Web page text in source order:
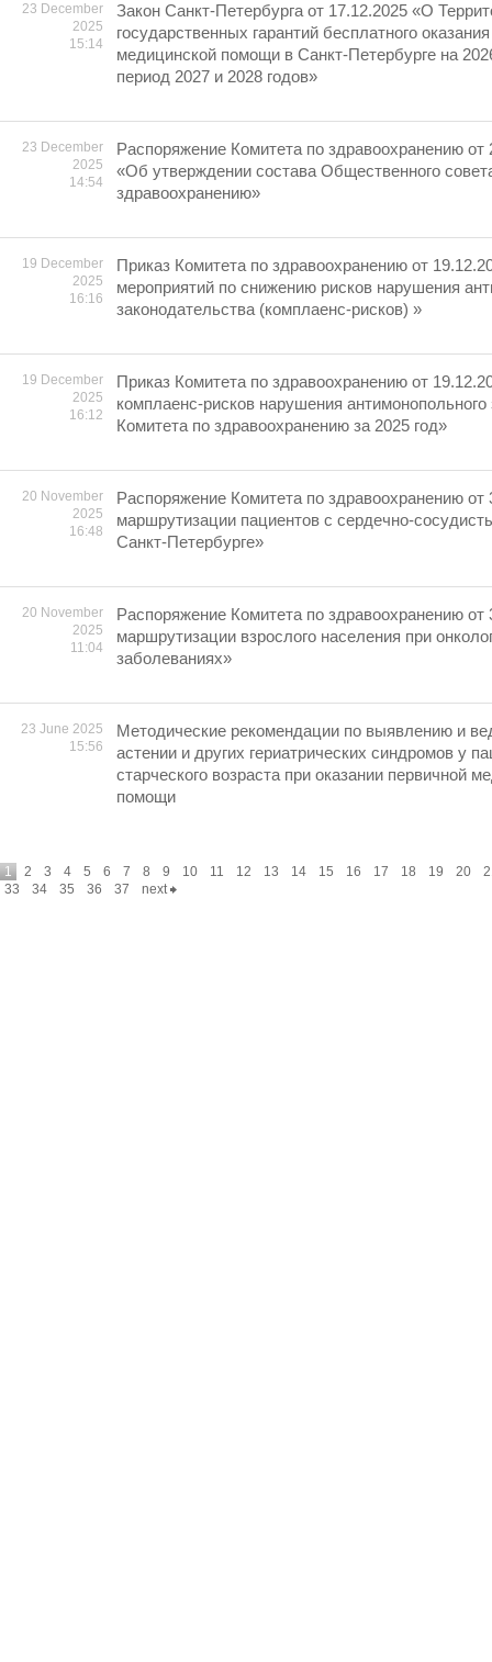
23 December
2025
15:14
Закон Санкт-Петербурга от 17.12.2025 «О
государственных гарантий бесплатного
медицинской помощи в Санкт-Петербурге на
период 2027 и 2028 годов»
23 December
2025
14:54
Распоряжение Комитета по здравоохранению
«Об утверждении состава Общественного
здравоохранению»
19 December
2025
16:16
Приказ Комитета по здравоохранению от
мероприятий по снижению рисков нарушения
законодательства (комплаенс-рисков) »
19 December
2025
16:12
Приказ Комитета по здравоохранению от
комплаенс-рисков нарушения антимонопольного
Комитета по здравоохранению за 2025 год»
20 November
2025
16:48
Распоряжение Комитета по здравоохранению
маршрутизации пациентов с сердечно-
Санкт-Петербурге»
20 November
2025
11:04
Распоряжение Комитета по здравоохранению
маршрутизации взрослого населения при
заболеваниях»
23 June 2025
15:56
Методические рекомендации по выявлению и
астении и других гериатрических синдромов у
старческого возраста при оказании первичной
помощи
1 2 3 4 5 6 7 8 9 10 11 12 13 14 15 16 17 18 19 20
33
34 35 36 37 next